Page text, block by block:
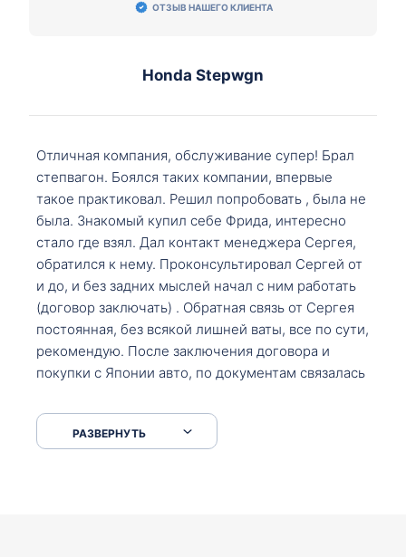
ОТЗЫВ НАШЕГО КЛИЕНТА
Honda Stepwgn
Отличная компания, обслуживание супер! Брал
степвагон. Боялся таких компании, впервые
такое практиковал. Решил попробовать , была не
была. Знакомый купил себе Фрида, интересно
стало где взял. Дал контакт менеджера Сергея,
обратился к нему. Проконсультировал Сергей от
и до, и без задних мыслей начал с ним работать
(договор заключать) . Обратная связь от Сергея
постоянная, без всякой лишней ваты, все по сути,
рекомендую. После заключения договора и
покупки с Японии авто, по документам связалась
что заполнить, куда зайти, образцы и т.д. После
приехал за авто. Меня тепло встретили Сергей с
РАЗВЕРНУТЬ